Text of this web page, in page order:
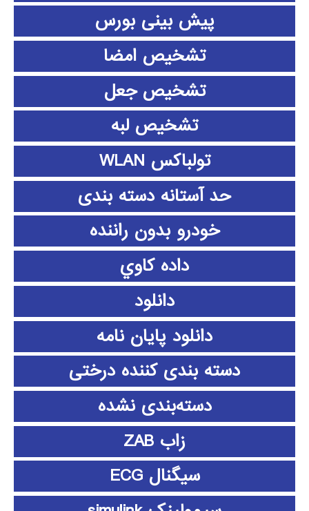
پیش بینی بورس
تشخیص امضا
تشخیص جعل
تشخیص لبه
تولباکس WLAN
حد آستانه دسته بندی
خودرو بدون راننده
داده كاوي
دانلود
دانلود پايان نامه
دسته بندی کننده درختی
دسته‌بندی نشده
زاب ZAB
سیگنال ECG